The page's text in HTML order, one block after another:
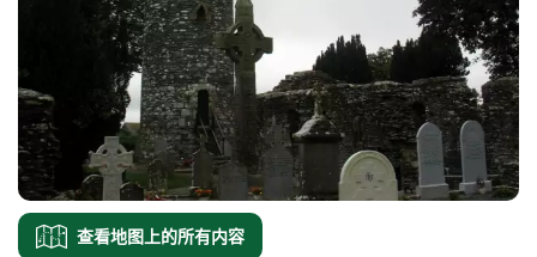
查看地图上的所有内容